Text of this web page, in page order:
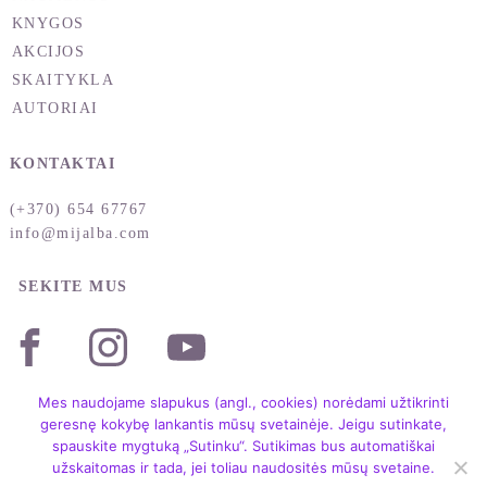
KNYGOS
AKCIJOS
SKAITYKLA
AUTORIAI
KONTAKTAI
(+370) 654 67767
info@mijalba.com
SEKITE MUS
Mes naudojame slapukus (angl., cookies) norėdami užtikrinti
geresnę kokybę lankantis mūsų svetainėje. Jeigu sutinkate,
spauskite mygtuką „Sutinku“. Sutikimas bus automatiškai
užskaitomas ir tada, jei toliau naudositės mūsų svetaine.